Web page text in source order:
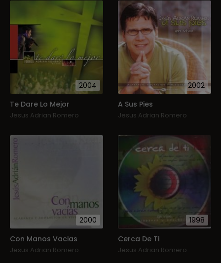
2004
Te Dare Lo Mejor
Jesus Adrian Romero
2002
A Sus Pies
Jesus Adrian Romero
2000
Con Manos Vacias
Jesus Adrian Romero
1998
Cerca De Ti
Jesus Adrian Romero